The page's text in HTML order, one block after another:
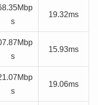
s
19.32ms
s
15.93ms
s
19.06ms